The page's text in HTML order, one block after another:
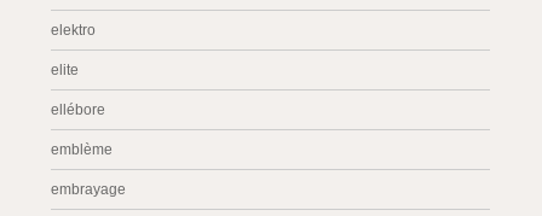
elektro
elite
ellébore
emblème
embrayage